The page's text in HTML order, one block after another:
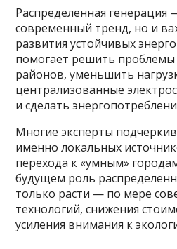
Распределенная генерация
современный тренд, но и
развития устойчивых
помогает решить проблемы
районов, уменьшить
централизованные
и сделать
Многие эксперты
именно локальных
перехода к «умным»
будущем роль
только расти — по мере
технологий, снижения
усиления внимания к